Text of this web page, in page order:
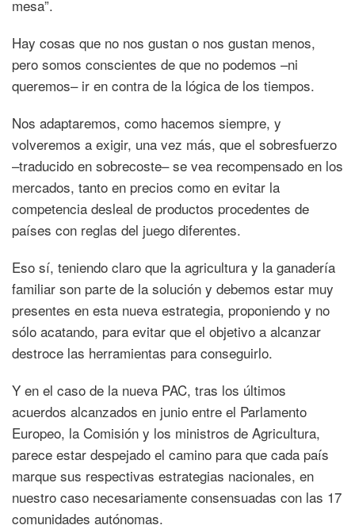
mesa”.
Hay cosas que no nos gustan o nos gustan menos,
pero somos conscientes de que no podemos –ni
queremos– ir en contra de la lógica de los tiempos.
Nos adaptaremos, como hacemos siempre, y
volveremos a exigir, una vez más, que el sobresfuerzo
–traducido en sobrecoste– se vea recompensado en los
mercados, tanto en precios como en evitar la
competencia desleal de productos procedentes de
países con reglas del juego diferentes.
Eso sí, teniendo claro que la agricultura y la ganadería
familiar son parte de la solución y debemos estar muy
presentes en esta nueva estrategia, proponiendo y no
sólo acatando, para evitar que el objetivo a alcanzar
destroce las herramientas para conseguirlo.
Y en el caso de la nueva PAC, tras los últimos
acuerdos alcanzados en junio entre el Parlamento
Europeo, la Comisión y los ministros de Agricultura,
parece estar despejado el camino para que cada país
marque sus respectivas estrategias nacionales, en
nuestro caso necesariamente consensuadas con las 17
comunidades autónomas.